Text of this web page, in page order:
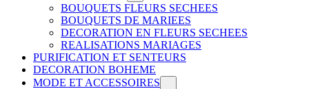
BOUQUETS FLEURS SECHEES
BOUQUETS DE MARIEES
DECORATION EN FLEURS SECHEES
REALISATIONS MARIAGES
PURIFICATION ET SENTEURS
DECORATION BOHEME
MODE ET ACCESSOIRES